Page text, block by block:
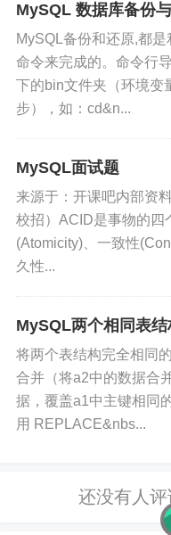
本文链接：https://
文章标题：
小墨の
级策略
本站文章除注明转载/
务必注明出处。转载
站，谢谢合作。本站
尊重他人劳动成果
版权声明 查看本
版权声明：本文由 张
处。
MySQL 数据库备份
MySQL备份和还原,都
命令来完成的。命令行
下的bin文件夹（环境变
步），如：cd&n...
MySQL面试题
来源于：开课吧内部资
校招）ACID是事物的四
(Atomicity)、一致性
久性...
MySQL两个相同表
将两个表结构完全相同
合并（将a2中的数据合
据，覆盖a1中主键相同
用 REPLACE&nbs...